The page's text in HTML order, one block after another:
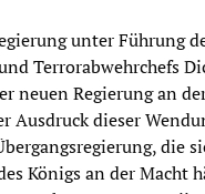
unter Führung
Terrorabwehrchefs
neuen Regierung an
Ausdruck dieser
die
Königs an der Macht